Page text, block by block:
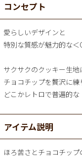
コンセプト
愛らしいデザインと
特別な質感が魅力的な
サクサクのクッキー生地
チョコチップを贅沢に練
どこかレトロで普遍的な
アイテム説明
ほろ苦さとチョコチップ